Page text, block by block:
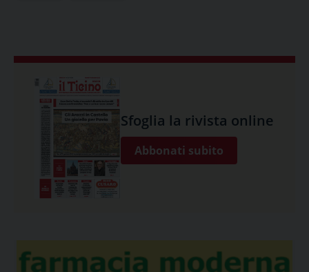
Sfoglia la rivista online
Abbonati subito